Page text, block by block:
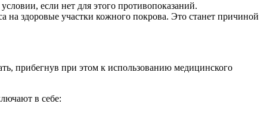
если нет для этого противопоказаний.
здоровые участки кожного покрова. Это станет причиной
прибегнув при этом к использованию медицинского
в себе: